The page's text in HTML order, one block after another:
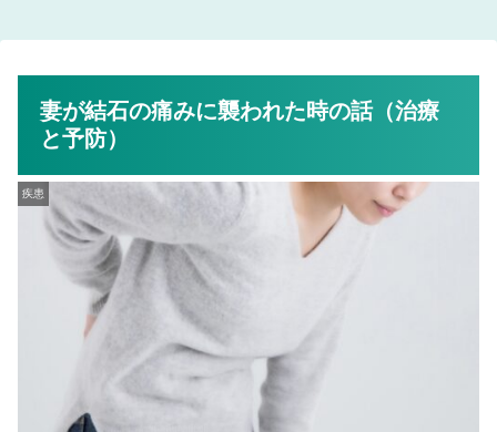
妻が結石の痛みに襲われた時の話（治療
と予防）
疾患